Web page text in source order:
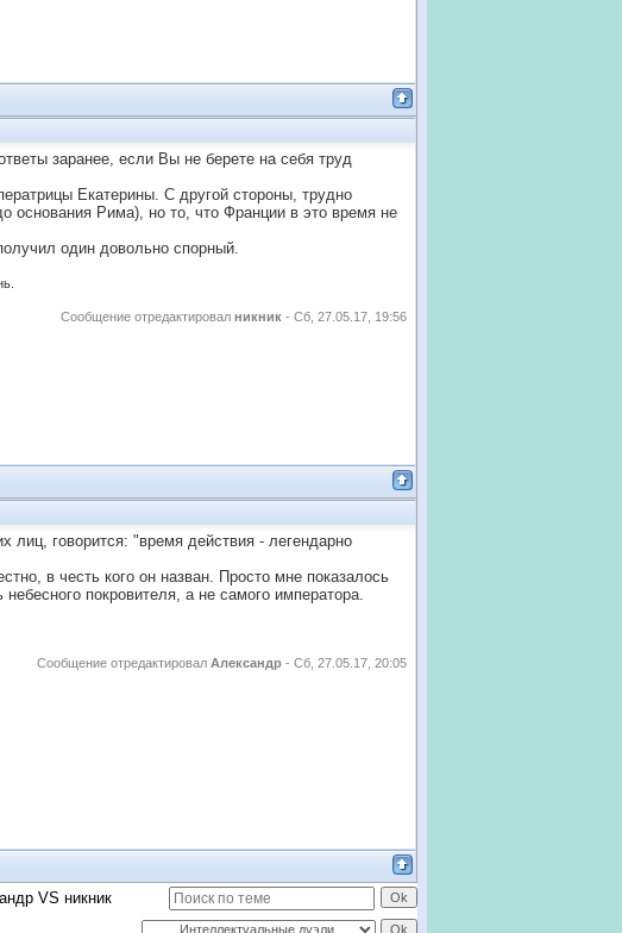
заранее, если Вы не берете на себя труд
Екатерины. С другой стороны, трудно
основания Рима), но то, что Франции в это время не
один довольно спорный.
Сообщение отредактировал никник - Сб, 27.05.17, 19:56
говорится: "время действия - легендарно
в честь кого он назван. Просто мне показалось
покровителя, а не самого императора.
Сообщение отредактировал Александр - Сб, 27.05.17, 20:05
VS никник